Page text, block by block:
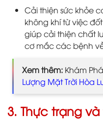
Cải thiện sức khỏe
không khí từ việc
giúp cải thiện chất
cơ mắc các bệnh
Xem thêm: Khám Phá
Lượng Mặt Trời Hòa
3. Thực trạng